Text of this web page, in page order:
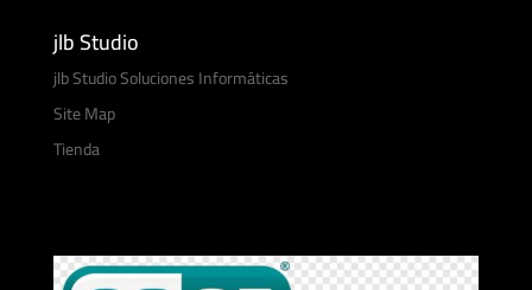
jlb Studio
jlb Studio Soluciones Informáticas
Site Map
Tienda